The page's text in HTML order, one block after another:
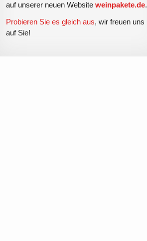
auf unserer neuen Websiteweinpakete.de.
Probieren Sie es gleich aus, wir freuen uns
auf Sie!